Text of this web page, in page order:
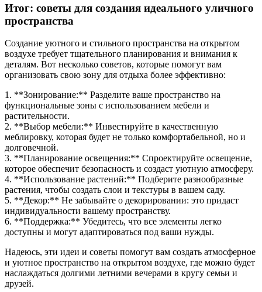
Итог: советы для создания идеального уличного
пространства
Создание уютного и стильного пространства на открытом
воздухе требует тщательного планирования и внимания к
деталям. Вот несколько советов, которые помогут вам
организовать свою зону для отдыха более эффективно:
1. **Зонирование:** Разделите ваше пространство на
функциональные зоны с использованием мебели и
растительности.
2. **Выбор мебели:** Инвестируйте в качественную
меблировку, которая будет не только комфортабельной, но и
долговечной.
3. **Планирование освещения:** Спроектируйте освещение,
которое обеспечит безопасность и создаст уютную атмосферу.
4. **Использование растений:** Подберите разнообразные
растения, чтобы создать слои и текстуры в вашем саду.
5. **Декор:** Не забывайте о декорировании: это придаст
индивидуальности вашему пространству.
6. **Поддержка:** Убедитесь, что все элементы легко
доступны и могут адаптироваться под ваши нужды.
Надеюсь, эти идеи и советы помогут вам создать атмосферное
и уютное пространство на открытом воздухе, где можно будет
наслаждаться долгими летними вечерами в кругу семьи и
друзей.